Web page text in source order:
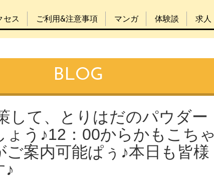
セス ご利用&注意事項 マンガ 体験談 求人
BLOG
して、とりはだのパウダー
う♪12：00からかもこちゃ
案内可能ぱぅ♪本日も皆様
♪